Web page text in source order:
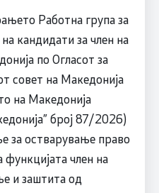
Работна група за
кандидати за член на
по Огласот за
совет на Македонија
на Македонија
број 87/2026)
за остварување право
функцијата член на
и заштита од